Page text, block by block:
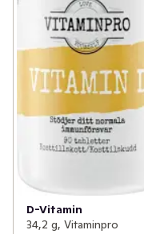
D-Vitamin
34,2 g, Vitaminpro